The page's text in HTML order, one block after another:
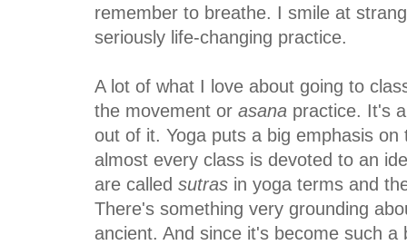
remember to breathe. I smile at
seriously life-changing practice.
A lot of what I love about going to
the movement or asana practice. It's
out of it. Yoga puts a big emphasis
almost every class is devoted to an
are called sutras in yoga terms and
There's something very grounding
ancient. And since it's become such